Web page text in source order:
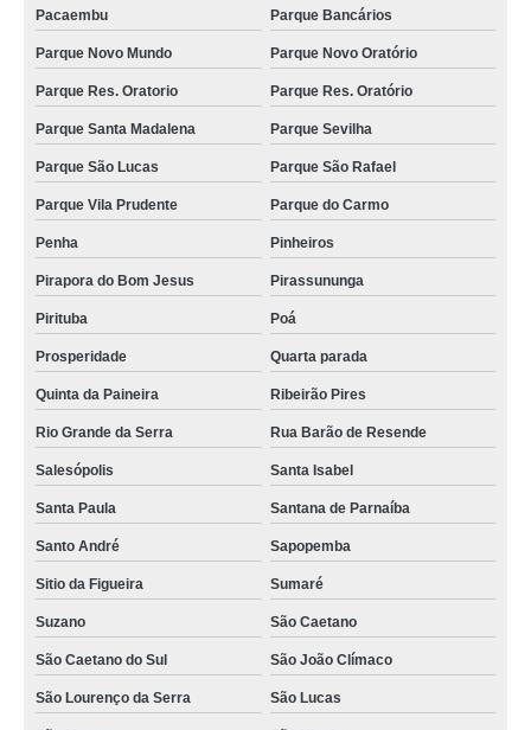
qual o valor de iogurteira industrial elétrica São Mateus
iogurteira industrial orçamento Paranavaí
iogurteira semi industrial orçamento Santo Angelo
iogurteira industrial 50 litros valores Guarabira
iogurteira industrial 200 litros valores Jardim Ana Rosa
qual o valor de iogurteira industrial 200 litros São Leopoldo
fornecedor de iogurteira industrial 50 litros valores Jardim Guairaca
comprar iogurteira semi industrial Médio Sertão
iogurteira industrial 100 litros orçamento Itabaiana
iogurteira industrial elétrica orçamento Itaquaquecetuba
comprar iogurteira industrial elétrica Barra de Guaratiba
iogurteira industrial 300 litros valores Concórdia
fornecedor de iogurteira industrial 100 litros valores Santa Cruz do Sul
iogurteira industrial 100 litros Jardim Iva
Pacaembu Parque Bancários
Parque Novo Mundo Parque Novo Oratório
Parque Res. Oratorio Parque Res. Oratório
Parque Santa Madalena Parque Sevilha
Parque São Lucas Parque São Rafael
Parque Vila Prudente Parque do Carmo
Penha Pinheiros
Pirapora do Bom Jesus Pirassununga
Pirituba Poá
Prosperidade Quarta parada
Quinta da Paineira Ribeirão Pires
Rio Grande da Serra Rua Barão de Resende
Salesópolis Santa Isabel
Santa Paula Santana de Parnaíba
Santo André Sapopemba
Sitio da Figueira Sumaré
Suzano São Caetano
São Caetano do Sul São João Clímaco
São Lourenço da Serra São Lucas